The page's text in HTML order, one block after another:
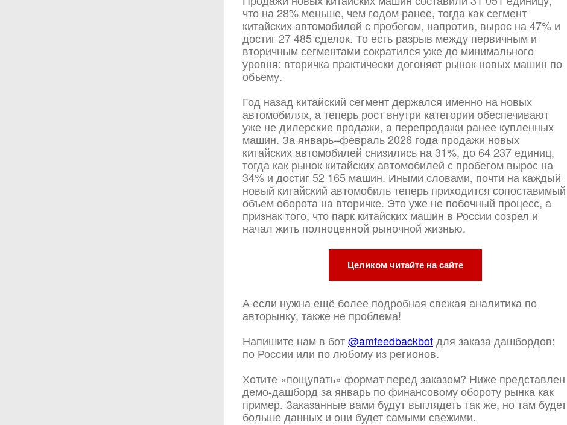
что на 28% меньше, чем годом ранее, тогда как сегмент
китайских автомобилей с пробегом, напротив, вырос на 47% и
достиг 27 485 сделок. То есть разрыв между первичным и
вторичным сегментами сократился уже до минимального
уровня: вторичка практически догоняет рынок новых машин по
объему.
Год назад китайский сегмент держался именно на новых
автомобилях, а теперь рост внутри категории обеспечивают
уже не дилерские продажи, а перепродажи ранее купленных
машин. За январь–февраль 2026 года продажи новых
китайских автомобилей снизились на 31%, до 64 237 единиц,
тогда как рынок китайских автомобилей с пробегом вырос на
34% и достиг 52 165 машин. Иными словами, почти на каждый
новый китайский автомобиль теперь приходится сопоставимый
объем оборота на вторичке. Это уже не побочный процесс, а
признак того, что парк китайских машин в России созрел и
начал жить полноценной рыночной жизнью.
Целиком читайте на сайте
А если нужна ещё более подробная свежая аналитика по
авторынку, также не проблема!
Напишите нам в бот@amfeedbackbot для заказа дашбордов:
по России или по любому из регионов.
Хотите «пощупать» формат перед заказом? Ниже представлен
демо-дашборд за январь по финансовому обороту рынка как
пример. Заказанные вами будут выглядеть так же, но там будет
больше данных и они будет самыми свежими.